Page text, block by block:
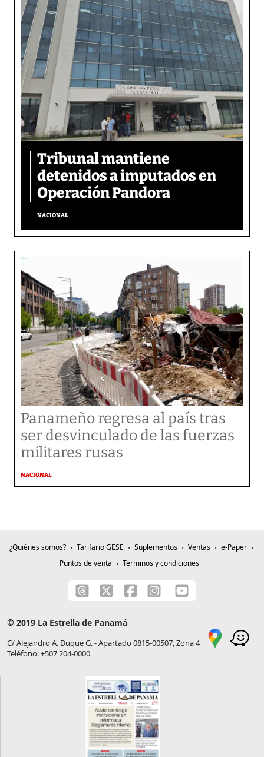
Tribunal mantiene
detenidos a imputados en
Operación Pandora
NACIONAL
Panameño regresa al país tras
ser desvinculado de las fuerzas
militares rusas
NACIONAL
¿Quiénes somos? Tarifario GESE Suplementos Ventas
e-Paper
Puntos de venta
Términos y condiciones
© 2019 La Estrella de Panamá
C/ Alejandro A. Duque G. - Apartado 0815-00507, Zona 4
Teléfono: +507 204-0000